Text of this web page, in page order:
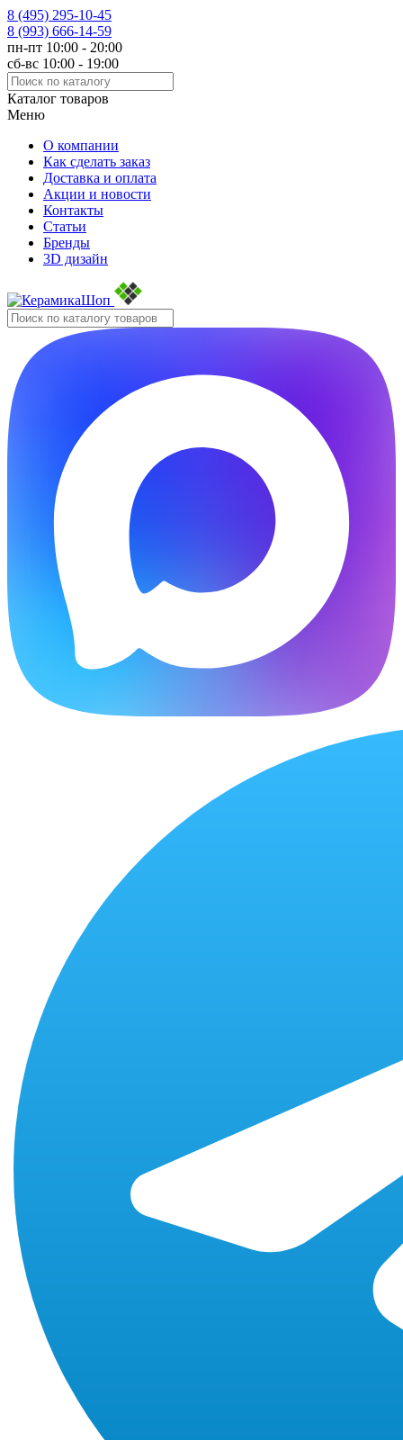
8 (495) 295-10-45
8 (993) 666-14-59
пн-пт 10:00 - 20:00
сб-вс 10:00 - 19:00
Каталог товаров
Меню
О компании
Как сделать заказ
Доставка и оплата
Акции и новости
Контакты
Статьи
Бренды
3D дизайн